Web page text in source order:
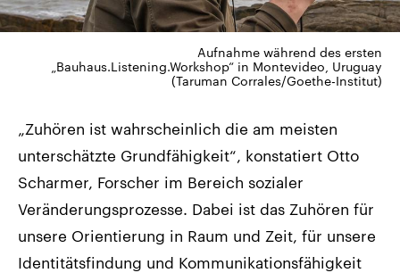
Aufnahme während des ersten
„Bauhaus.Listening.Workshop“ in Montevideo, Uruguay
(Taruman Corrales/Goethe-Institut)
„Zuhören ist wahrscheinlich die am meisten
unterschätzte Grundfähigkeit“, konstatiert Otto
Scharmer, Forscher im Bereich sozialer
Veränderungsprozesse. Dabei ist das Zuhören für
unsere Orientierung in Raum und Zeit, für unsere
Identitätsfindung und Kommunikationsfähigkeit